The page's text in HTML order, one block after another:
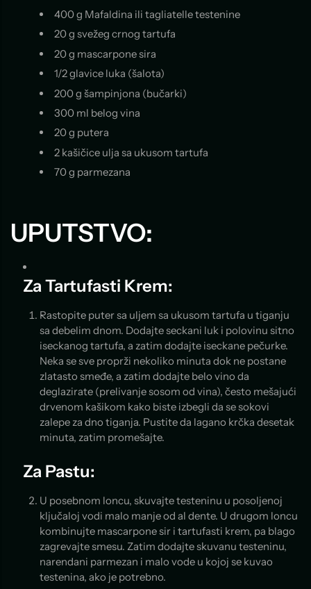
400 g Mafaldina ili tagliatelle testenine
20 g svežeg crnog tartufa
20 g mascarpone sira
1/2 glavice luka (šalota)
200 g šampinjona (bučarki)
300 ml belog vina
20 g putera
2 kašičice ulja sa ukusom tartufa
70 g parmezana
UPUTSTVO:
Za Tartufasti Krem:
Rastopite puter sa uljem sa ukusom tartufa u tiganju
sa debelim dnom. Dodajte seckani luk i polovinu sitno
iseckanog tartufa, a zatim dodajte iseckane pečurke.
Neka se sve proprži nekoliko minuta dok ne postane
zlatasto smeđe, a zatim dodajte belo vino da
deglazirate (prelivanje sosom od vina), često mešajući
drvenom kašikom kako biste izbegli da se sokovi
zalepe za dno tiganja. Pustite da lagano krčka desetak
minuta, zatim promešajte.
Za Pastu:
U posebnom loncu, skuvajte testeninu u posoljenoj
ključaloj vodi malo manje od al dente. U drugom loncu
kombinujte mascarpone sir i tartufasti krem, pa blago
zagrevajte smesu. Zatim dodajte skuvanu testeninu,
narendani parmezan i malo vode u kojoj se kuvao
testenina, ako je potrebno.